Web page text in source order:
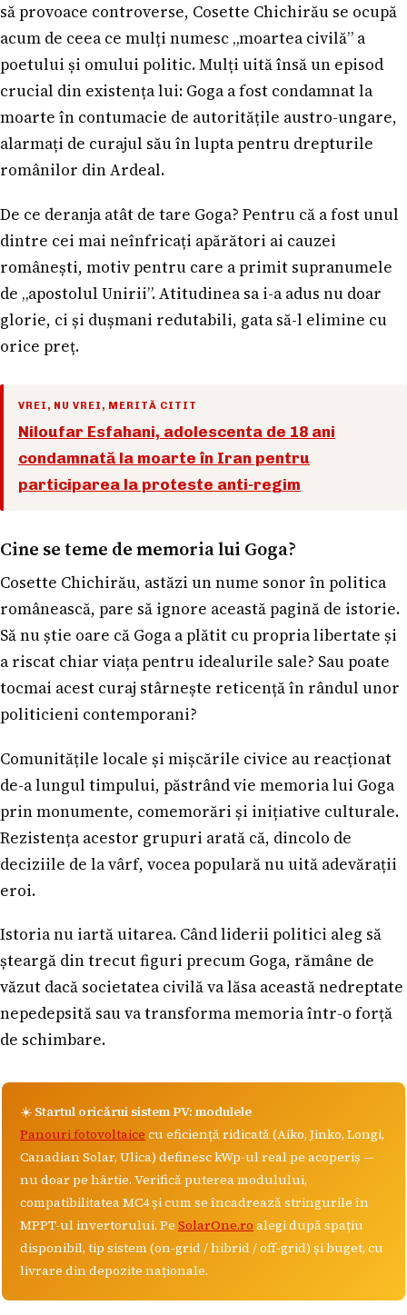
să provoace controverse, Cosette Chichirău se ocupă
acum de ceea ce mulți numesc „moartea civilă” a
poetului și omului politic. Mulți uită însă un episod
crucial din existența lui: Goga a fost condamnat la
moarte în contumacie de autoritățile austro-ungare,
alarmați de curajul său în lupta pentru drepturile
românilor din Ardeal.
De ce deranja atât de tare Goga? Pentru că a fost unul
dintre cei mai neînfricați apărători ai cauzei
românești, motiv pentru care a primit supranumele
de „apostolul Unirii”. Atitudinea sa i-a adus nu doar
glorie, ci și dușmani redutabili, gata să-l elimine cu
orice preț.
VREI, NU VREI, MERITĂ CITIT
Niloufar Esfahani, adolescenta de 18 ani
condamnată la moarte în Iran pentru
participarea la proteste anti-regim
Cine se teme de memoria lui Goga?
Cosette Chichirău, astăzi un nume sonor în politica
românească, pare să ignore această pagină de istorie.
Să nu știe oare că Goga a plătit cu propria libertate și
a riscat chiar viața pentru idealurile sale? Sau poate
tocmai acest curaj stârnește reticență în rândul unor
politicieni contemporani?
Comunitățile locale și mișcările civice au reacționat
de-a lungul timpului, păstrând vie memoria lui Goga
prin monumente, comemorări și inițiative culturale.
Rezistența acestor grupuri arată că, dincolo de
deciziile de la vârf, vocea populară nu uită adevărații
eroi.
Istoria nu iartă uitarea. Când liderii politici aleg să
șteargă din trecut figuri precum Goga, rămâne de
văzut dacă societatea civilă va lăsa această nedreptate
nepedepsită sau va transforma memoria într-o forță
de schimbare.
☀️ Startul oricărui sistem PV: modulele
Panouri fotovoltaice cu eficiență ridicată (Aiko, Jinko, Longi,
Canadian Solar, Ulica) definesc kWp-ul real pe acoperiș —
nu doar pe hârtie. Verifică puterea modulului,
compatibilitatea MC4 și cum se încadrează stringurile în
MPPT-ul invertorului. Pe SolarOne.ro alegi după spațiu
disponibil, tip sistem (on-grid / hibrid / off-grid) și buget, cu
livrare din depozite naționale.